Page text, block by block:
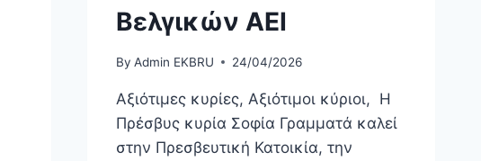
Βελγικών ΑΕΙ
By Admin EKBRU 24/04/2026
Αξιότιμες κυρίες, Αξιότιμοι κύριοι, Η
Πρέσβυς κυρία Σοφία Γραμματά καλεί
στην Πρεσβευτική Κατοικία, την